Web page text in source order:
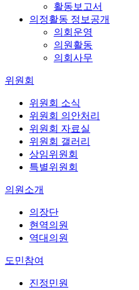
활동보고서
의정활동 정보공개
의회운영
의원활동
의회사무
위원회
위원회 소식
위원회 의안처리
위원회 자료실
위원회 갤러리
상임위원회
특별위원회
의원소개
의장단
현역의원
역대의원
도민참여
진정민원